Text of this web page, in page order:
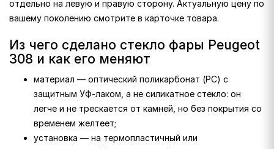
отдельно на левую и правую сторону. Актуальную цену по
вашему поколению смотрите в карточке товара.
Из чего сделано стекло фары Peugeot
308 и как его меняют
материал — оптический поликарбонат (PC) с
защитным УФ-лаком, а не силикатное стекло: он
легче и не трескается от камней, но без покрытия со
временем желтеет;
установка — на термопластичный или